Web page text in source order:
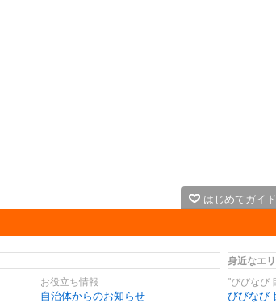
はじめてガイド
お役立ち情報
自治体からのお知らせ
身近なエ
"びびなび
びびなび